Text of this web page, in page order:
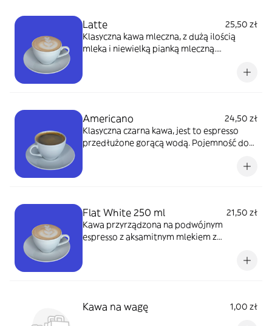
Latte
25,50 zł
Klasyczna kawa mleczna, z dużą ilością
mleka i niewielką pianką mleczną.
Americano
24,50 zł
Klasyczna czarna kawa, jest to espresso
przedłużone gorącą wodą. Pojemność do
Flat White 250 ml
21,50 zł
Kawa przyrządzona na podwójnym
espresso z aksamitnym mlekiem z
Kawa na wagę 1,00 zł